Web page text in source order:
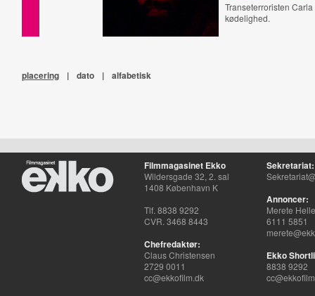
Transeterroristen
kødelighed.
placering | dato | alfabetisk
Filmmagasinet Ekko
Wildersgade 32, 2. sal
1408 København K
Tlf. 8838 9292
CVR. 3468 8443
Chefredaktør:
Claus Christensen
2729 0011
cc@ekkofilm.dk
Sekretariat:
Annoncer:
Merete
6111 5851
Ekko
8838 9292